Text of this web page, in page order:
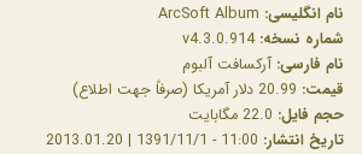
نام انگلیسی:
شماره نسخه: v4.3.0.914
نام فارسی: آرکسافت آلبوم
قیمت:
حجم فایل:
تاریخ انتشار: